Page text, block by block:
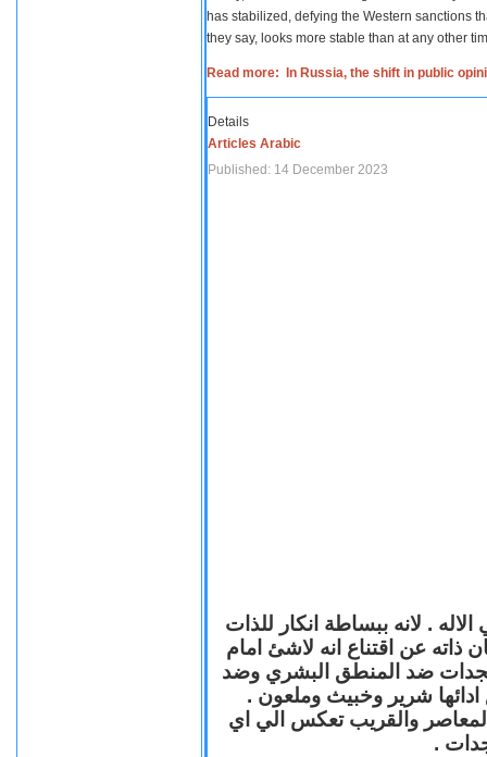
has stabilized, defying the Western sanctions
they say, looks more stable than at any other
Read more: In Russia, the shift in public
Details
Articles Arabic
Published: 14 December 2023
. لانه ببساطة انكار للذات
ذاته عن اقتناع انه لاشئ امام
ضد المنطق البشري وضد
ادائها شرير وخبيث وملعون .
المعاصر والقريب تعكس الي اي
.